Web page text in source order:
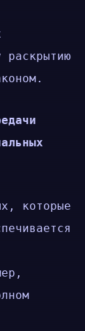
раскрытию
которые